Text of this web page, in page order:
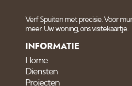
Verf Spuiten met precisie. Voor
meer. Uw woning, ons visitekaartje.
INFORMATIE
Home
Diensten
Projecten